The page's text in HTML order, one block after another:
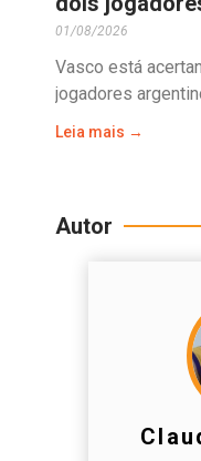
01/08/2026
Vasco está
jogadores
Leia mais →
Autor